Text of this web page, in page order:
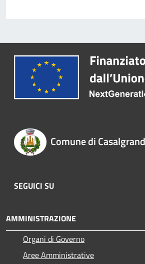
Comune di
SEGUICI SU
AMMINISTRAZIONE
Organi di Governo
Aree Amministrative